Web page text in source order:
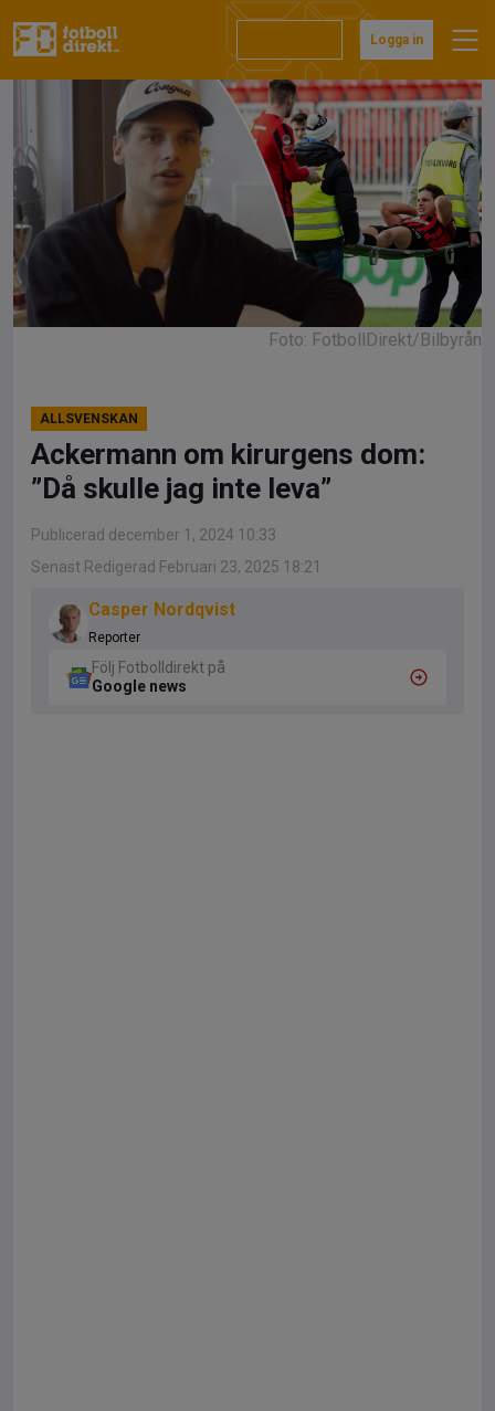
till
Logga in
Foto: FotbollDirekt/Bilbyrån
ALLSVENSKAN
Ackermann om kirurgens dom:
”Då skulle jag inte leva”
Publicerad december 1, 2024 10:33
Senast Redigerad Februari 23, 2025 18:21
Casper Nordqvist
Reporter
Följ Fotbolldirekt på
Google news